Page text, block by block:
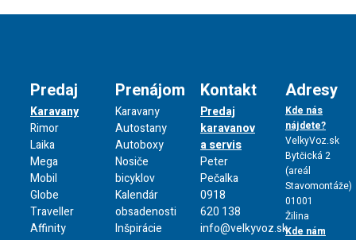
Predaj
Karavany
Rimor
Laika
Mega
Mobil
Globe
Traveller
Affinity
Prenájom
Karavany
Autostany
Autoboxy
Nosiče
bicyklov
Kalendár
obsadenosti
Inšpirácie
Kontakt
Predaj
karavanov
a servis
Peter
Pečalka
0918
620 138
info@velkyvoz.sk
Adresy
Kde nás
nájdete?
VelkyVoz.sk
Bytčická 2
(areál
Stavomontáže)
01001
Žilina
Kde nám